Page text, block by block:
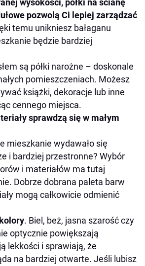
wysokości, półki na ścianę
pozwolą Ci lepiej zarządzać
temu unikniesz bałaganu
będzie bardziej
są półki narożne – doskonale
pomieszczeniach. Możesz
książki, dekoracje lub inne
cennego miejsca.
sprawdzą się w małym
mieszkanie wydawało się
i bardziej przestronne? Wybór
i materiałów ma tutaj
Dobrze dobrana paleta barw
mogą całkowicie odmienić
. Biel, beż, jasna szarość czy
optycznie powiększają
lekkości i sprawiają, że
na bardziej otwarte. Jeśli lubisz